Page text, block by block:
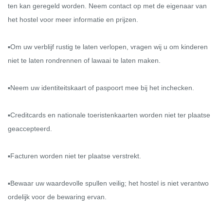
ten kan geregeld worden. Neem contact op met de eigenaar van
het hostel voor meer informatie en prijzen.
▪️Om uw verblijf rustig te laten verlopen, vragen wij u om kinderen
niet te laten rondrennen of lawaai te laten maken.
▪️Neem uw identiteitskaart of paspoort mee bij het inchecken.
▪️Creditcards en nationale toeristenkaarten worden niet ter plaatse
geaccepteerd.
▪️Facturen worden niet ter plaatse verstrekt.
▪️Bewaar uw waardevolle spullen veilig; het hostel is niet verantwo
ordelijk voor de bewaring ervan.